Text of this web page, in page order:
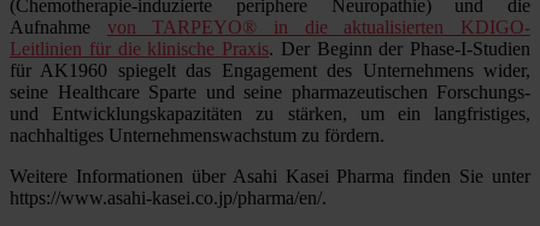
(Chemotherapie-induzierte periphere Neuropathie) und die
Aufnahme von TARPEYO® in die aktualisierten KDIGO-
Leitlinien für die klinische Praxis. Der Beginn der Phase-I-Studien
für AK1960 spiegelt das Engagement des Unternehmens wider,
seine Healthcare Sparte und seine pharmazeutischen Forschungs-
und Entwicklungskapazitäten zu stärken, um ein langfristiges,
nachhaltiges Unternehmenswachstum zu fördern.
Weitere Informationen über Asahi Kasei Pharma finden Sie unter
https://www.asahi-kasei.co.jp/pharma/en/.